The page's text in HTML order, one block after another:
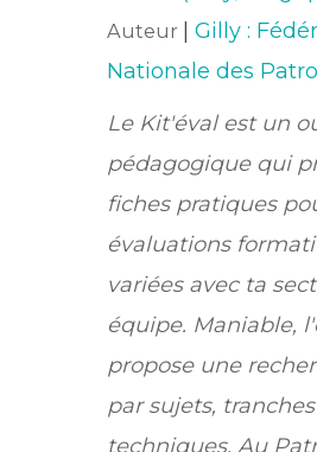
Auteur
|Gilly :
Nationale des
Le Kit'éval est un
pédagogique qui
fiches pratiques
évaluations
variées avec ta
équipe. Maniable,
propose une
par sujets,
techniques. Au